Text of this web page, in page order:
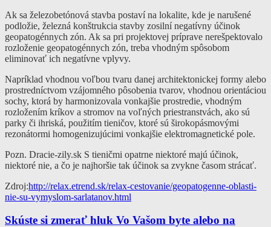
Ak sa železobetónová stavba postaví na lokalite, kde je narušené
podložie, železná konštrukcia stavby zosilní negatívny účinok
geopatogénnych zón. Ak sa pri projektovej príprave nerešpektovalo
rozloženie geopatogénnych zón, treba vhodným spôsobom
eliminovať ich negatívne vplyvy.
Napríklad vhodnou voľbou tvaru danej architektonickej formy alebo
prostredníctvom vzájomného pôsobenia tvarov, vhodnou orientáciou
sochy, ktorá by harmonizovala vonkajšie prostredie, vhodným
rozložením kríkov a stromov na voľných priestranstvách, ako sú
parky či ihriská, použitím tieničov, ktoré sú širokopásmovými
rezonátormi homogenizujúcimi vonkajšie elektromagnetické pole.
Pozn. Dracie-zily.sk S tieničmi opatrne niektoré majú účinok,
niektoré nie, a čo je najhoršie tak účinok sa zvykne časom strácať.
Zdroj:http://relax.etrend.sk/relax-cestovanie/geopatogenne-oblasti-
nie-su-vymyslom-sarlatanov.html
Skúste si zmerať hluk Vo Vašom byte alebo na